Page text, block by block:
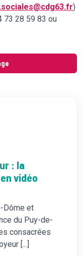
)
73 28 59 83 ou
: la
vidéo
Dôme et
du Puy-de-
consacrées
[...]